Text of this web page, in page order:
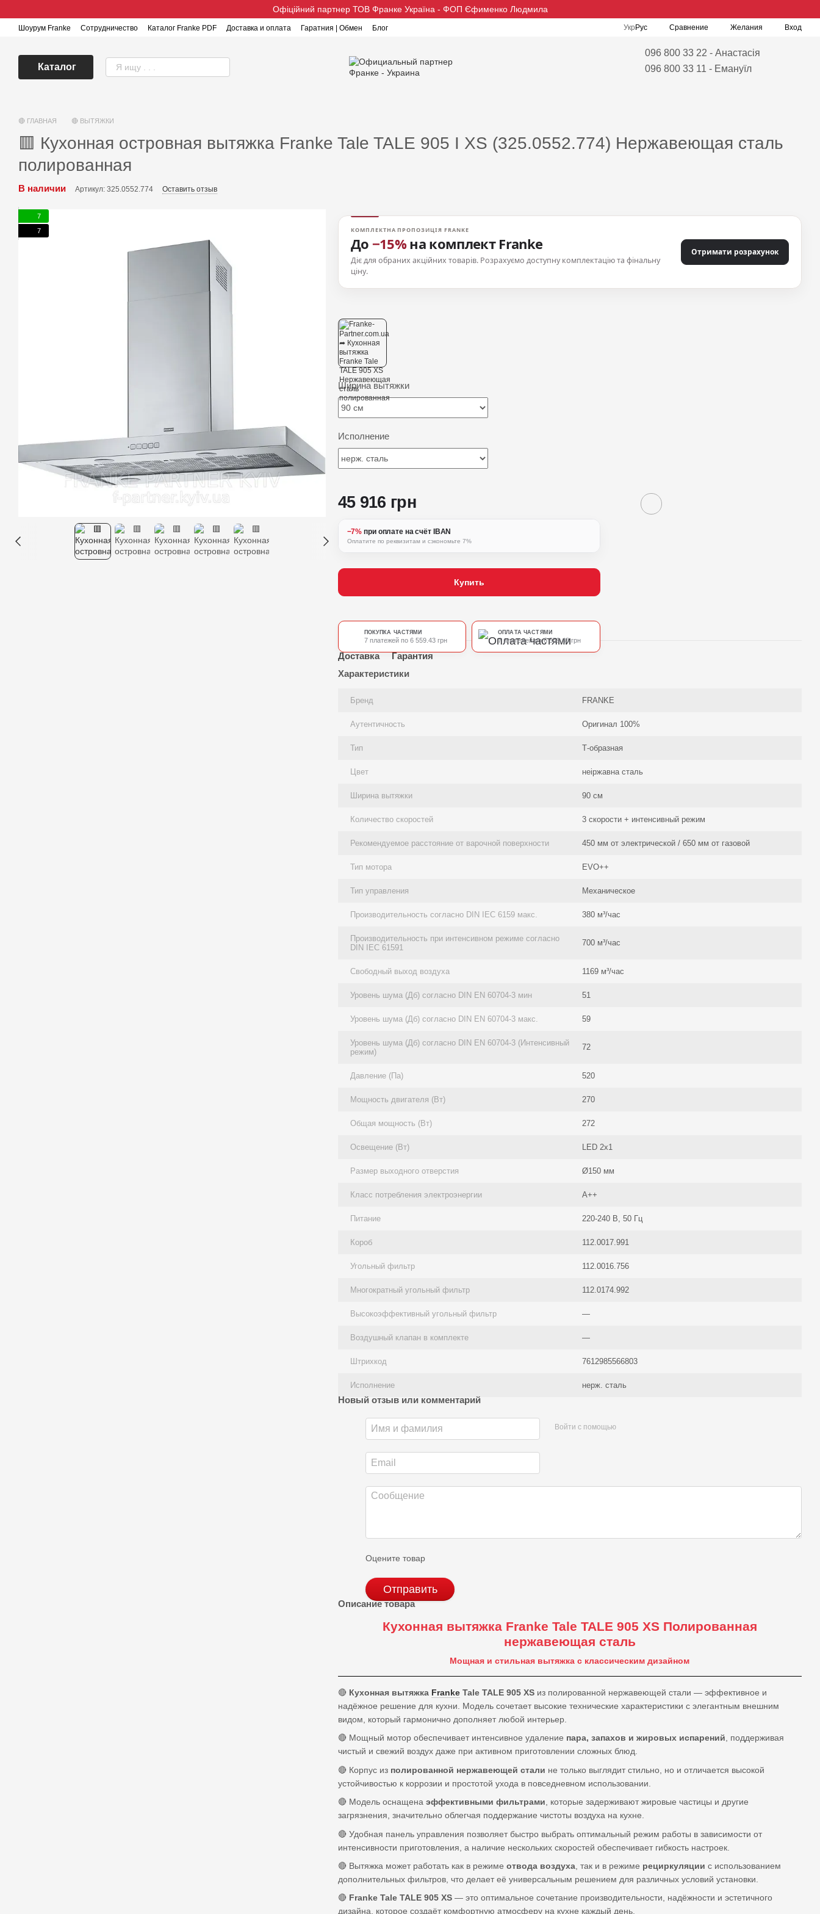
Офіційний партнер ТОВ Франке Україна - ФОП Єфименко Людмила
Шоурум Franke Сотрудничество Каталог Franke PDF Доставка и оплата Гаратния | Обмен Блог Укр Рус Сравнение Желания Вход
Каталог
096 800 33 22 - Анастасія
096 800 33 11 - Емануїл
🔴 ГЛАВНАЯ 🔴 ВЫТЯЖКИ
🟥 Кухонная островная вытяжка Franke Tale TALE 905 I XS (325.0552.774) Нержавеющая сталь
полированная
В наличии Артикул: 325.0552.774 Оставить отзыв
7
7
КОМПЛЕКТНА ПРОПОЗИЦІЯ FRANKE
До −15% на комплект Franke
Діє для обраних акційних товарів. Розрахуємо доступну комплектацію та фінальну
ціну.
Отримати розрахунок
Ширина вытяжки
Исполнение
45 916 грн
−7% при оплате на счёт IBAN
Оплатите по реквизитам и сэкономьте 7%
Купить
ПОКУПКА ЧАСТЯМИ
7 платежей по 6 559.43 грн
ОПЛАТА ЧАСТЯМИ
7 платежей по 6 559.43 грн
Доставка
Гарантия
Характеристики
Бренд FRANKE
Аутентичность Оригинал 100%
Тип Т-образная
Цвет неіржавна сталь
Ширина вытяжки 90 см
Количество скоростей 3 скорости + интенсивный режим
Рекомендуемое расстояние от варочной поверхности 450 мм от электрической / 650 мм от газовой
Тип мотора EVO++
Тип управления Механическое
Производительность согласно DIN IEC 6159 макс. 380 м³/час
Производительность при интенсивном режиме согласно
DIN IEC 61591
700 м³/час
Свободный выход воздуха 1169 м³/час
Уровень шума (Дб) согласно DIN EN 60704-3 мин 51
Уровень шума (Дб) согласно DIN EN 60704-3 макс. 59
Уровень шума (Дб) согласно DIN EN 60704-3 (Интенсивный
режим)
72
Давление (Па) 520
Мощность двигателя (Вт) 270
Общая мощность (Вт) 272
Освещение (Вт) LED 2x1
Размер выходного отверстия Ø150 мм
Класс потребления электроэнергии A++
Питание 220-240 В, 50 Гц
Короб 112.0017.991
Угольный фильтр 112.0016.756
Многократный угольный фильтр 112.0174.992
Высокоэффективный угольный фильтр —
Воздушный клапан в комплекте —
Штрихкод 7612985566803
Исполнение нерж. сталь
Новый отзыв или комментарий
Войти с помощью
Оцените товар
Отправить
Описание товара
Кухонная вытяжка Franke Tale TALE 905 XS Полированная
нержавеющая сталь
Мощная и стильная вытяжка с классическим дизайном
🔴 Кухонная вытяжка FrankeTale TALE 905 XSиз полированной нержавеющей стали — эффективное и
надёжное решение для кухни. Модель сочетает высокие технические характеристики с элегантным внешним
видом, который гармонично дополняет любой интерьер.
🔴 Мощный мотор обеспечивает интенсивное удаление пара, запахов и жировых испарений, поддерживая
чистый и свежий воздух даже при активном приготовлении сложных блюд.
🔴 Корпус из полированной нержавеющей стали не только выглядит стильно, но и отличается высокой
устойчивостью к коррозии и простотой ухода в повседневном использовании.
🔴 Модель оснащена эффективными фильтрами , которые задерживают жировые частицы и другие
загрязнения, значительно облегчая поддержание чистоты воздуха на кухне.
🔴 Удобная панель управления позволяет быстро выбрать оптимальный режим работы в зависимости от
интенсивности приготовления, а наличие нескольких скоростей обеспечивает гибкость настроек.
🔴 Вытяжка может работать как в режиме отвода воздуха, так и в режиме рециркуляции с использованием
дополнительных фильтров, что делает её универсальным решением для различных условий установки.
🔴 Franke Tale TALE 905 XS— это оптимальное сочетание производительности, надёжности и эстетичного
дизайна, которое создаёт комфортную атмосферу на кухне каждый день.